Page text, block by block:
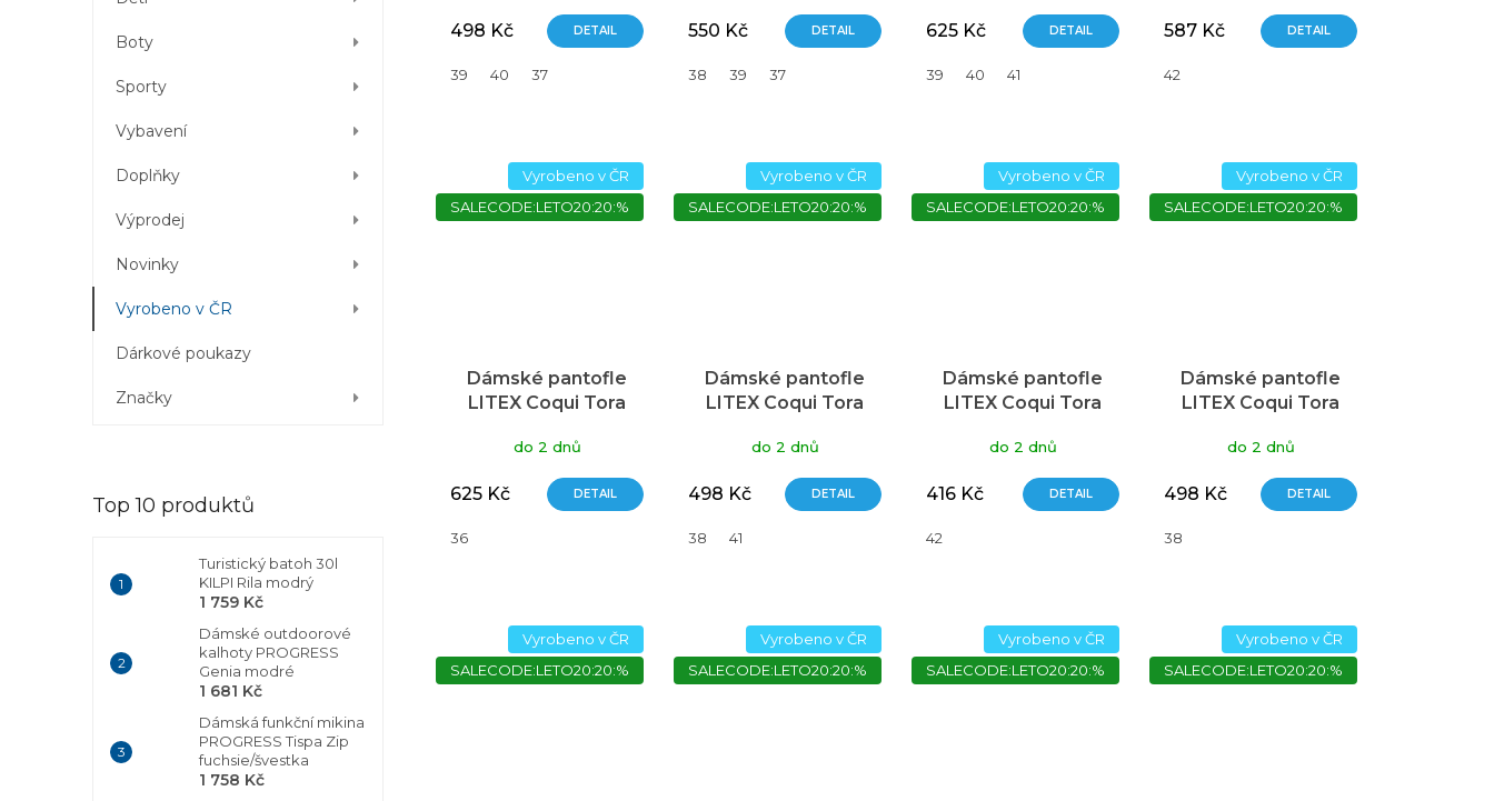
Boty
Sporty
Vybavení
Doplňky
Výprodej
Novinky
Vyrobeno v ČR
Dárkové poukazy
Značky
Top 10 produktů
Turistický batoh 30l
KILPI Rila modrý
1 759 Kč
Dámské outdoorové
kalhoty PROGRESS
Genia modré
1 681 Kč
Dámská funkční mikina
PROGRESS Tispa Zip
fuchsie/švestka
1 758 Kč
498 Kč DETAIL
39 40 37
550 Kč DETAIL
38 39 37
625 Kč DETAIL
39 40 41
587 Kč DETAIL
42
Vyrobeno v ČR
SALECODE:LETO20:20:%
Dámské pantofle
LITEX Coqui Tora
do 2 dnů
625 Kč DETAIL
36
Vyrobeno v ČR
SALECODE:LETO20:20:%
Dámské pantofle
LITEX Coqui Tora
do 2 dnů
498 Kč DETAIL
38 41
Vyrobeno v ČR
SALECODE:LETO20:20:%
Dámské pantofle
LITEX Coqui Tora
do 2 dnů
416 Kč DETAIL
42
Vyrobeno v ČR
SALECODE:LETO20:20:%
Dámské pantofle
LITEX Coqui Tora
do 2 dnů
498 Kč DETAIL
38
Vyrobeno v ČR
SALECODE:LETO20:20:%
Vyrobeno v ČR
SALECODE:LETO20:20:%
Vyrobeno v ČR
SALECODE:LETO20:20:%
Vyrobeno v ČR
SALECODE:LETO20:20:%